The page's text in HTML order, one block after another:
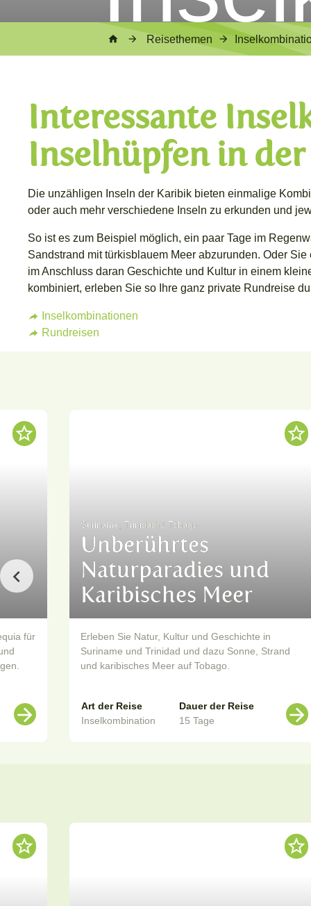
Reisethemen
Interessante
Inselhüpfen in
Die unzähligen Inseln der Karibik bieten einmalige
oder auch mehr verschiedene Inseln zu erkunden und
So ist es zum Beispiel möglich, ein paar Tage im
Sandstrand mit türkisblauem Meer abzurunden. Oder
im Anschluss daran Geschichte und Kultur in einem
kombiniert, erleben Sie so Ihre ganz private Rundreise
Inselkombinationen
Rundreisen
für
Suriname, Trinidad & Tobago
Unberührtes
Naturparadies und
Karibisches Meer
Erleben Sie Natur, Kultur und Geschichte in
Suriname und Trinidad und dazu Sonne, Strand
und karibisches Meer auf Tobago.
Art der Reise
Inselkombination
Dauer der Reise
15 Tage